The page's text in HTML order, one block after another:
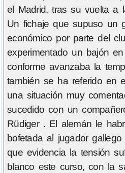
el Madrid, tras su vuelta a
Un fichaje que supuso un
económico por parte del
experimentado un bajón
conforme avanzaba la
también se ha referido en
una situación muy
sucedido con un
Rüdiger . El alemán le
bofetada al jugador
que evidencia la tensión
blanco este curso, con la